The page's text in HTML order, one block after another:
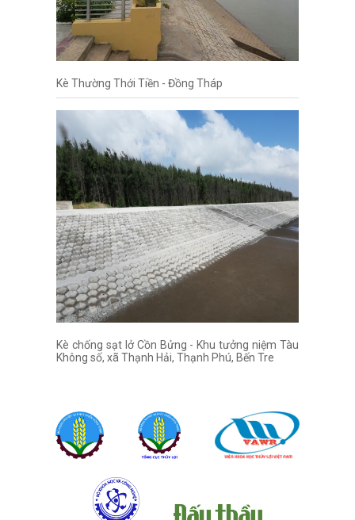
Kè Thường Thới Tiền - Đồng Tháp
Kè chống sạt lở Cồn Bửng - Khu tưởng niệm Tàu
Không số, xã Thạnh Hải, Thạnh Phú, Bến Tre